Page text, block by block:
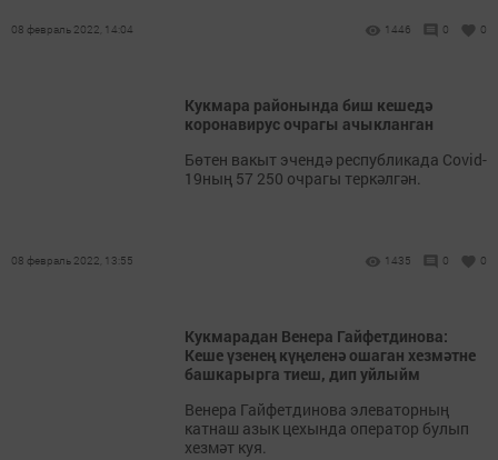
08 февраль 2022, 14:04 1446 0 0
Кукмара районында биш кешедә
коронавирус очрагы ачыкланган
Бөтен вакыт эчендә республикада Covid-
19ның 57 250 очрагы теркәлгән.
08 февраль 2022, 13:55 1435 0 0
Кукмарадан Венера Гайфетдинова:
Кеше үзенең күңеленә ошаган хезмәтне
башкарырга тиеш, дип уйлыйм
Венера Гайфетдинова элеваторның
катнаш азык цехында оператор булып
хезмәт куя.